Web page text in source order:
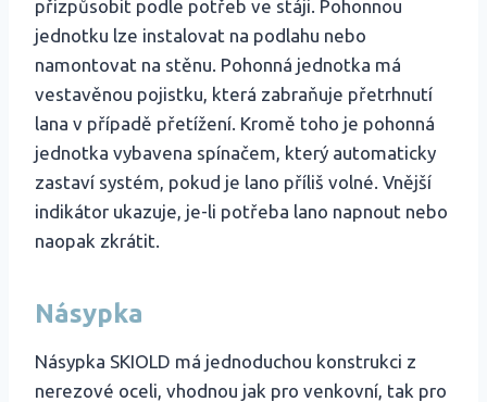
přizpůsobit podle potřeb ve stáji. Pohonnou
jednotku lze instalovat na podlahu nebo
namontovat na stěnu. Pohonná jednotka má
vestavěnou pojistku, která zabraňuje přetrhnutí
lana v případě přetížení. Kromě toho je pohonná
jednotka vybavena spínačem, který automaticky
zastaví systém, pokud je lano příliš volné. Vnější
indikátor ukazuje, je-li potřeba lano napnout nebo
naopak zkrátit.
Násypka
Násypka SKIOLD má jednoduchou konstrukci z
nerezové oceli, vhodnou jak pro venkovní, tak pro